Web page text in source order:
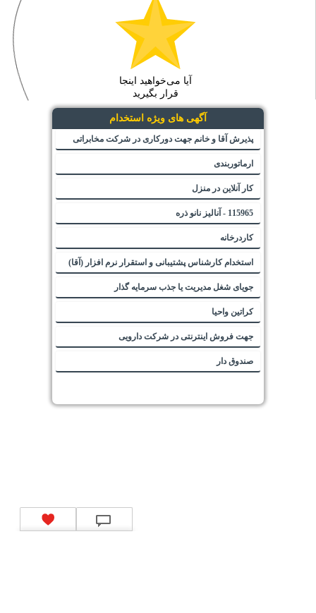
آیا می‌خواهید اینجا
قرار بگیرید
آگهی های ویژه استخدام
پذیرش آقا و خانم جهت دورکاری در شرکت مخابراتی
ارماتوربندی
کار آنلاین در منزل
115965 - آنالیز نانو ذره
کاردرخانه
استخدام کارشناس پشتیبانی و استقرار نرم افزار (آقا)
جویای شغل مدیریت یا جذب سرمایه گذار
کراتین واحیا
جهت فروش اینترنتی در شرکت دارویی
صندوق دار